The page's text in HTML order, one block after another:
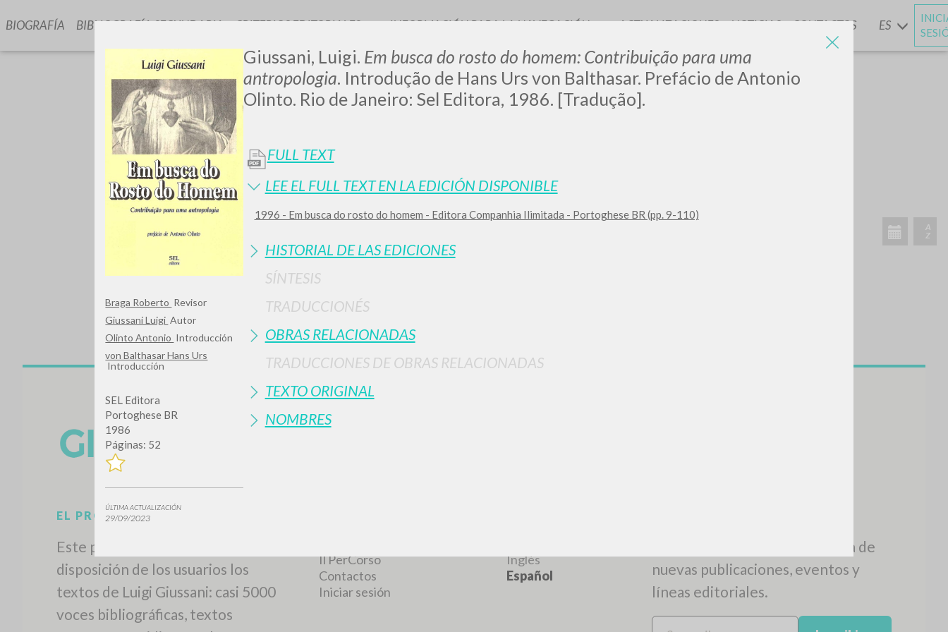
Braga Roberto Revisor
Giussani Luigi Autor
Olinto Antonio Introducción
von Balthasar Hans Urs
Introducción
SEL Editora
Portoghese BR
1986
Páginas: 52
ÚLTIMA ACTUALIZACIÓN
29/09/2023
Giussani, Luigi. Em busca do rosto do homem: Contribuição para uma
antropologia. Introdução de Hans Urs von Balthasar. Prefácio de Antonio
Olinto. Rio de Janeiro: Sel Editora, 1986. [Tradução].
FULL TEXT
LEE EL FULL TEXT EN LA EDICIÓN DISPONIBLE
1996 - Em busca do rosto do homem - Editora Companhia Ilimitada - Portoghese BR (pp. 9-110)
HISTORIAL DE LAS EDICIONES
SÍNTESIS
TRADUCCIONÉS
OBRAS RELACIONADAS
TRADUCCIONES DE OBRAS RELACIONADAS
TEXTO ORIGINAL
NOMBRES
BIOGRAFÍA BIBLIOGRAFÍA SECUNDARIA CRITERIOS EDITORIALES INFORMACIÓN PARA LA NAVEGACIÓN ACTUALIZACIONESYNOTICIAS CONTACTOS ES
0DOCUMENTOS ENCONTRADOS
Ver detalles por tipo
EL PROYECTO
Este portal recoge y pone a
NAVEGA IDIOMA NEWSLETTER
Recibe información actualizada de